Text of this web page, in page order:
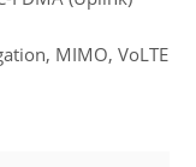
MIMO, VoLTE